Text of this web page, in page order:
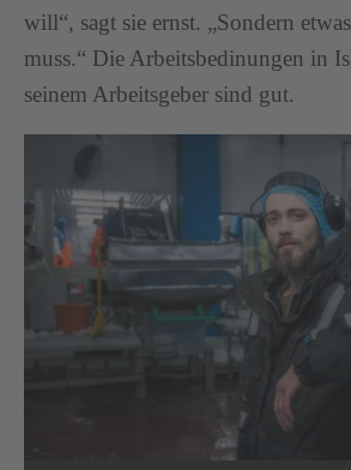
will“, sagt sie ernst. „Sondern
muss.“ Die Arbeitsbedinungen in
seinem Arbeitsgeber sind gut.